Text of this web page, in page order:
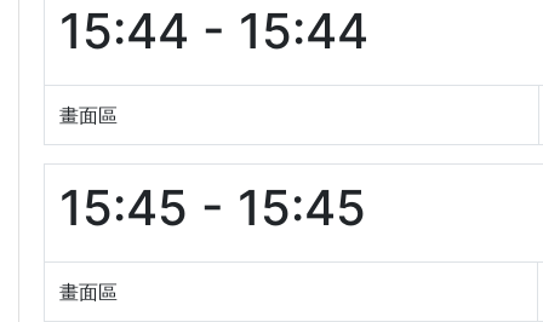
15:44 - 15:44
畫面區
15:45 - 15:45
畫面區